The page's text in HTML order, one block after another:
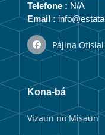
Telefone : N/A
Email :
Pájina
Kona-bá
Vizaun no Misaun